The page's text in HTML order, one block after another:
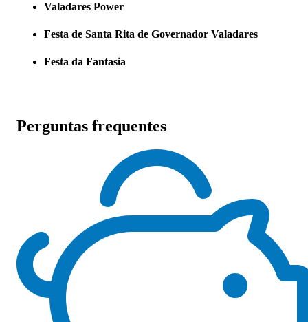
Valadares Power
Festa de Santa Rita de Governador Valadares
Festa da Fantasia
Perguntas frequentes